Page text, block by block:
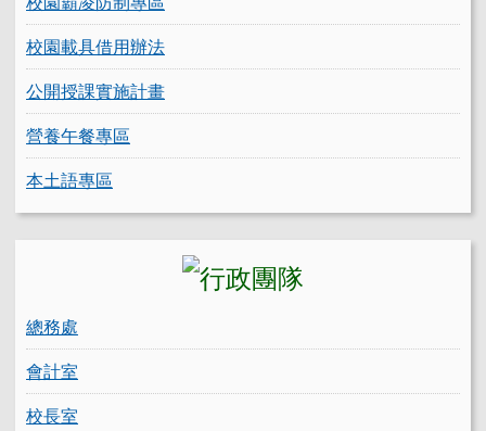
校園載具借用辦法
公開授課實施計畫
營養午餐專區
本土語專區
總務處
會計室
校長室